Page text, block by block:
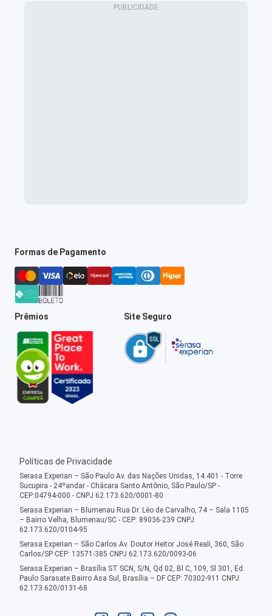
Formas de Pagamento
Prêmios Site Seguro
Políticas de Privacidade
Serasa Experian – São Paulo Av. das Nações Unidas, 14.401 - Torre
Sucupira - 24ºandar - Chácara Santo Antônio, São Paulo/SP -
CEP:04794-000 - CNPJ 62.173.620/0001-80
Serasa Experian – Blumenau Rua Dr. Léo de Carvalho, 74 – Sala 1105
– Bairro Velha, Blumenau/SC - CEP: 89036-239 CNPJ
62.173.620/0104-95
Serasa Experian – São Carlos Av. Doutor Heitor José Reali, 360, São
Carlos/SP CEP: 13571-385 CNPJ 62.173.620/0093-06
Serasa Experian – Brasília ST SCN, S/N, Qd 02, Bl C, 109, Sl 301, Ed.
Paulo Sarasate Bairro Asa Sul, Brasília – DF CEP: 70302-911 CNPJ
62.173.620/0131-68